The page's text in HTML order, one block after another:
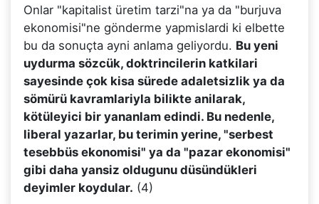
Onlar "kapitalist üretim tarzi"na ya da "burjuva
ekonomisi"ne gönderme yapmislardi ki elbette
bu da sonuçta ayni anlama geliyordu. Bu yeni
uydurma sözcük, doktrincilerin katkilari
sayesinde çok kisa sürede adaletsizlik ya da
sömürü kavramlariyla bilikte anilarak,
kötüleyici bir yananlam edindi. Bu nedenle,
liberal yazarlar, bu terimin yerine, "serbest
tesebbüs ekonomisi" ya da "pazar ekonomisi"
gibi daha yansiz oldugunu düsündükleri
deyimler koydular. (4)